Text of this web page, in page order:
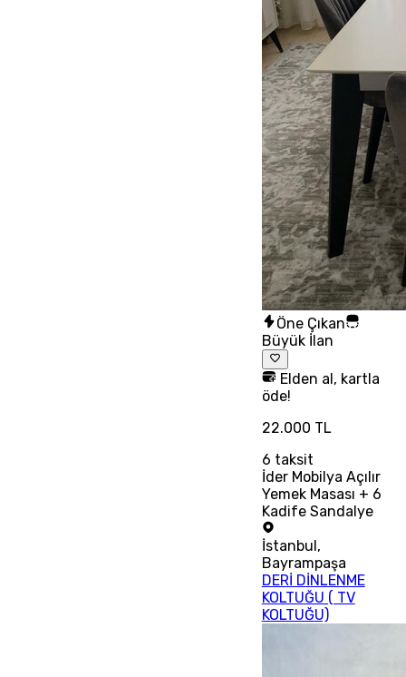
Öne Çıkan
Büyük İlan
Elden al, kartla
öde!
22.000 TL
6 taksit
İder Mobilya Açılır
Yemek Masası + 6
Kadife Sandalye
İstanbul ,
Bayrampaşa
DERİ DİNLENME
KOLTUĞU ( TV
KOLTUĞU)